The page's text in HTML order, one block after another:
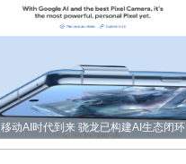
移动AI时代到来 骁龙已构建AI生态闭环